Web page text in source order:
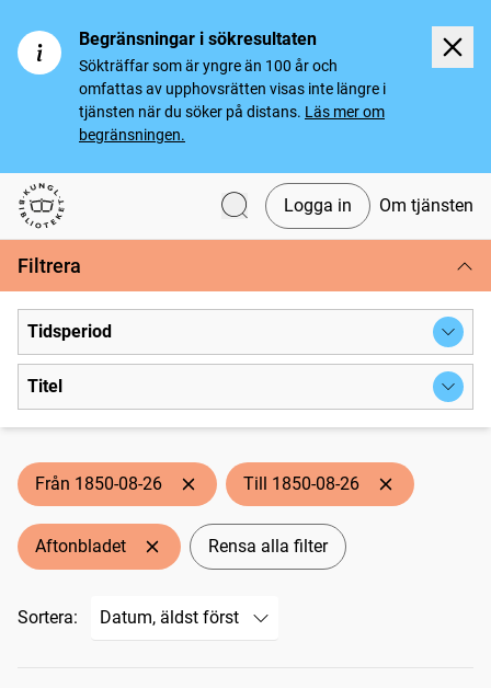
Begränsningar i sökresultaten
Sökträffar som är yngre än 100 år och
omfattas av upphovsrätten visas inte längre i
tjänsten när du söker på distans. Läs mer om
begränsningen.
Svenska tidningar
Logga in Om tjänsten
Filtrera
Tidsperiod
Titel
Från 1850-08-26 Till 1850-08-26
Aftonbladet Rensa alla filter
Sortera: